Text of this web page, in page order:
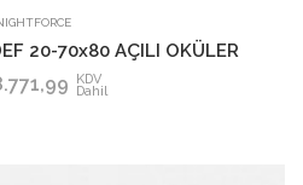
SEPETE EKLE
20-70x80 AÇILI OKÜLER
KDV
Dahil